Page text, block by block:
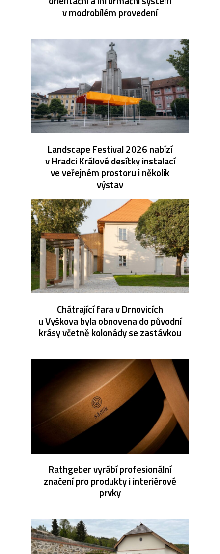
v modrobílém provedení
Landscape Festival 2026 nabízí
v Hradci Králové desítky instalací
ve veřejném prostoru i několik
výstav
Chátrající fara v Drnovicích
u Vyškova byla obnovena do původní
krásy včetně kolonády se zastávkou
Rathgeber vyrábí profesionální
značení pro produkty i interiérové
prvky